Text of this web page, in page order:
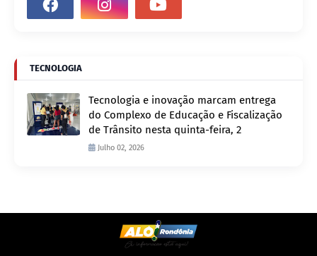
TECNOLOGIA
Tecnologia e inovação marcam entrega
do Complexo de Educação e Fiscalização
de Trânsito nesta quinta-feira, 2
Julho 02, 2026